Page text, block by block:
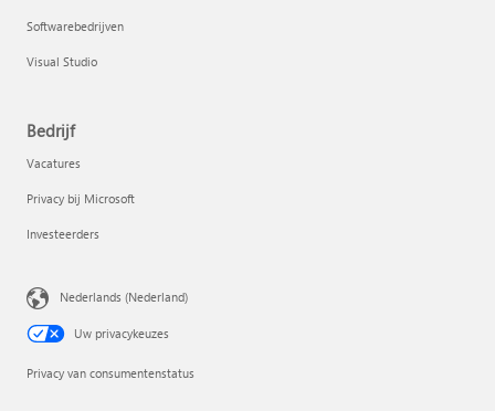
Softwarebedrijven
Visual Studio
Bedrijf
Vacatures
Privacy bij Microsoft
Investeerders
Nederlands (Nederland)
Uw privacykeuzes
Privacy van consumentenstatus